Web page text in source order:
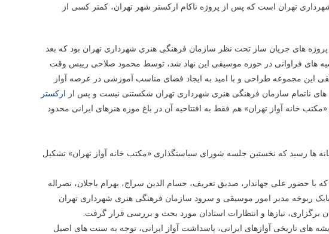
تهران است که پس از پروژه ناکام ارکستر شهر تهران، کمتر کسی از
پروژه های جریان ساز تحت نظر سازمان فرهنگی هنری شهرداری تهران بود که بعد
های فراوانی در حوزه موسیقی این نهاد شد، توسط محمود صلاحی رییس وقت
این مجموعه طراحی و با امید به ایجاد فضای مناسب آموزشی در عرصه آواز
ناتمام سازمان فرهنگی هنری شهرداری تهران شکستنی نیست و پس از ارکستر
خانه آواز تهران» هم فقط به افتتاحیه آن در باغ موزه هنرهای ایرانی محدود
خبری به رسانه ها رسید که نخستین جلسه شورای سیاستگذاری «مکتب خانه آواز تهران» تشکیل
حضور علی جهاندار، صدیق تعریف، حسام الدین سراج، بهرام باجلان، نصراله
ربوخه مدیر امور موسیقی و سرود سازمان فرهنگی هنری شهرداری تهران
برگزاری، نیازها و انتظارات استادان مورد بحث و بررسی قرار گرفت.
های تاریخی آوازهای ایرانی، پاسداشت آواز ایرانی، توجه به سنت های اصیل